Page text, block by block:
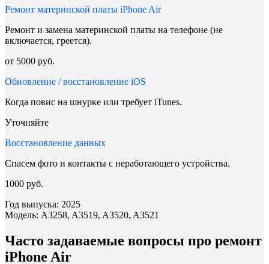
Ремонт материнской платы iPhone Air
Ремонт и замена материнской платы на телефоне (не
включается, греется).
от 5000 руб.
Обновление / восстановление iOS
Когда повис на шнурке или требует iTunes.
Уточняйте
Восстановление данных
Спасем фото и контакты с неработающего устройства.
1000 руб.
Год выпуска: 2025
Модель: A3258, A3519, A3520, A3521
Часто задаваемые вопросы про ремонт
iPhone Air